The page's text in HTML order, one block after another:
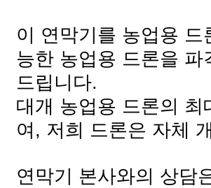
이 연막기를 농업용
능한 농업용 드론을
드립니다.
대개 농업용 드론의
여, 저희 드론은 자체
연막기 본사와의 상담